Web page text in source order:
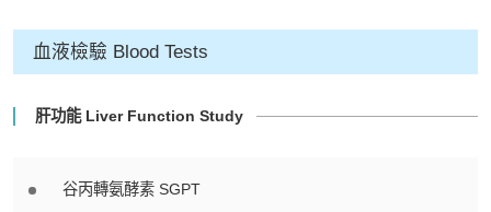
血液檢驗 Blood Tests
肝功能 Liver Function Study
谷丙轉氨酵素 SGPT